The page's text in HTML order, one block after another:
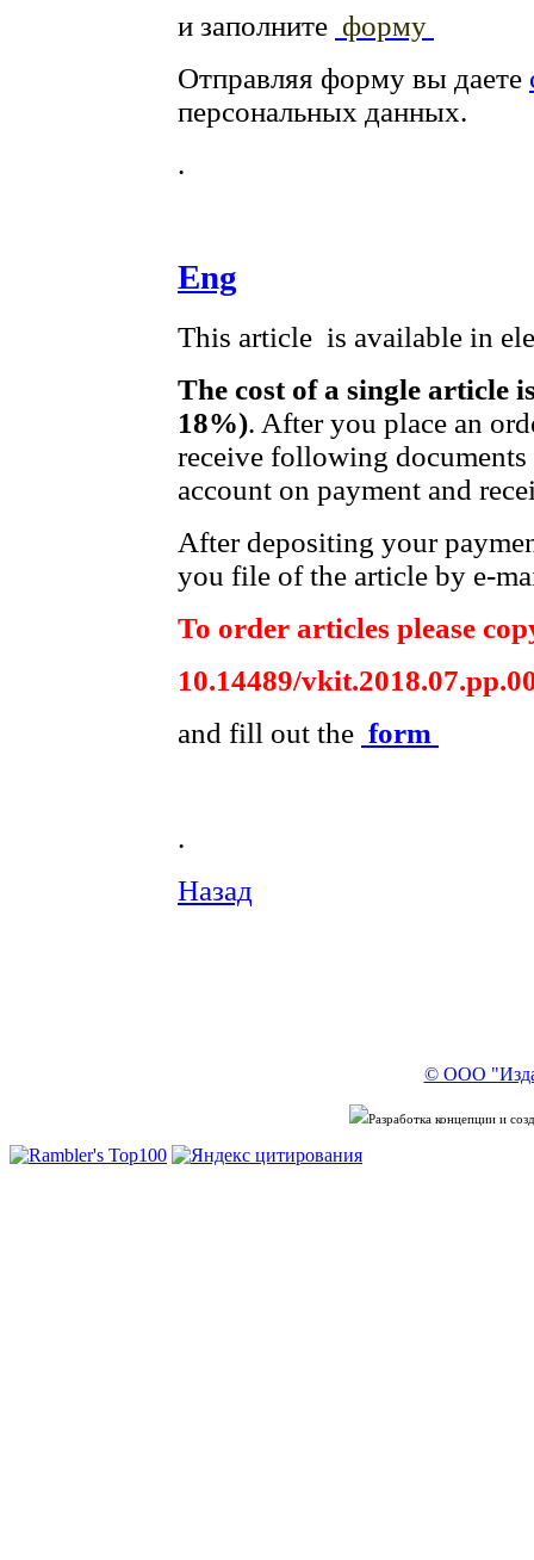
и заполните форму
Отправляя форму вы даете
персональных данных.
.
Eng
This article is available in
The cost of a single article
18%). After you place an
receive following
account on payment and
After depositing your
you file of the article by e-
To order articles please
10.14489/
and fill out the form
.
Назад
© ООО
Разработка концепции и